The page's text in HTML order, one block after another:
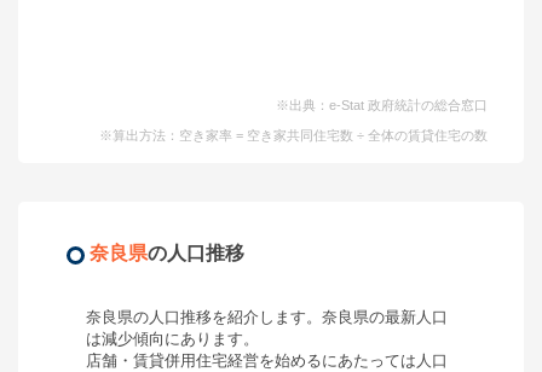
※出典：e-Stat 政府統計の総合窓口
※算出方法：空き家率 = 空き家共同住宅数 ÷ 全体の賃貸住宅の数
奈良県の人口推移
奈良県の人口推移を紹介します。 奈良県の最新人口
は減少傾向 にあります。
店舗・賃貸併用住宅経営を始めるにあたっては人口